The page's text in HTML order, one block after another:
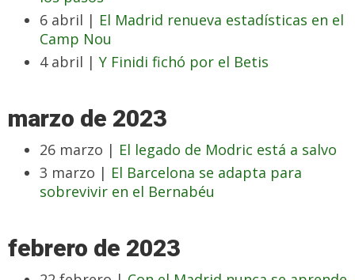
6 abril | El Madrid renueva estadísticas en el
Camp Nou
4 abril | Y Finidi fichó por el Betis
marzo de 2023
26 marzo | El legado de Modric está a salvo
3 marzo | El Barcelona se adapta para
sobrevivir en el Bernabéu
febrero de 2023